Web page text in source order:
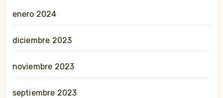
enero 2024
diciembre 2023
noviembre 2023
septiembre 2023